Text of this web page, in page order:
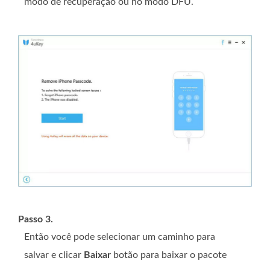
Passo 3.
Então você pode selecionar um caminho para
salvar e clicar Baixar botão para baixar o pacote